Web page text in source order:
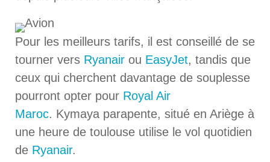
Pour les meilleurs tarifs, il est conseillé de se
tourner vers Ryanair ou EasyJet, tandis que
ceux qui cherchent davantage de souplesse
pourront opter pour Royal Air
Maroc. Kymaya parapente, situé en Ariège à
une heure de toulouse utilise le vol quotidien
de Ryanair.